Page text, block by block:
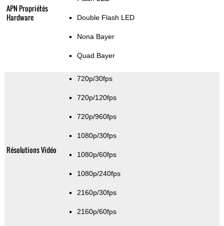
APN Propriétés
Hardware
Double Flash LED
Nona Bayer
Quad Bayer
Résolutions Vidéo
720p/30fps
720p/120fps
720p/960fps
1080p/30fps
1080p/60fps
1080p/240fps
2160p/30fps
2160p/60fps